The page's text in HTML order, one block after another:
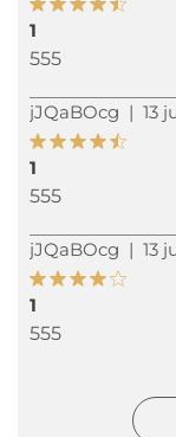
1
555
jJQaBOcg | 13
1
555
jJQaBOcg | 13
1
555